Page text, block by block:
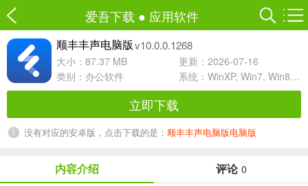
爱吾下载 ● 应用软件
顺丰丰声电脑版 v10.0.0.1268
大小：87.37 MB
更新：2026-07-16
类别： 办公软件 系统：WinXP, Win7, Win8, Win10, WinAll
立即下载
没有对应的安卓版，点击下载的是： 顺丰丰声电脑版电脑版
内容介绍 评论 0